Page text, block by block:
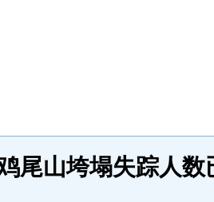
尾山垮塌失踪人数